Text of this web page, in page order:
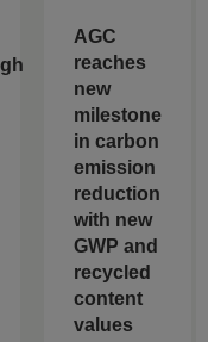
AGC
reaches
new
milestone
in carbon
emission
reduction
with new
GWP and
recycled
content
values